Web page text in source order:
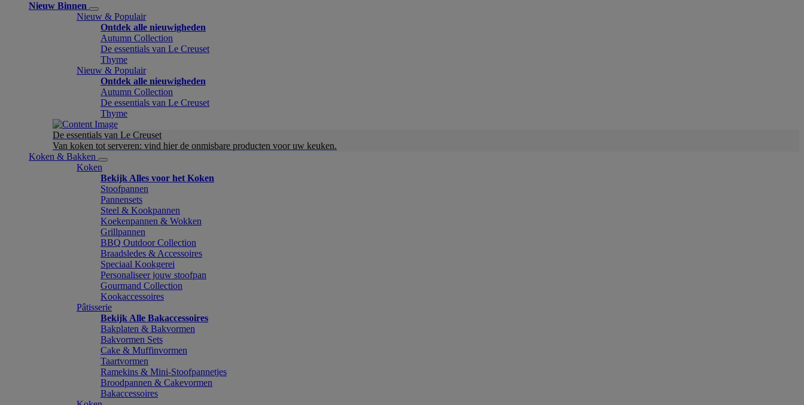
Nieuw Binnen
Nieuw & Populair
Ontdek alle nieuwigheden
Autumn Collection
De essentials van Le Creuset
Thyme
Nieuw & Populair
Ontdek alle nieuwigheden
Autumn Collection
De essentials van Le Creuset
Thyme
De essentials van Le Creuset
Van koken tot serveren: vind hier de onmisbare producten voor uw keuken.
Koken & Bakken
Koken
Bekijk Alles voor het Koken
Stoofpannen
Pannensets
Steel & Kookpannen
Koekenpannen & Wokken
Grillpannen
BBQ Outdoor Collection
Braadsledes & Accessoires
Speciaal Kookgerei
Personaliseer jouw stoofpan
Gourmand Collection
Kookaccessoires
Pâtisserie
Bekijk Alle Bakaccessoires
Bakplaten & Bakvormen
Bakvormen Sets
Cake & Muffinvormen
Taartvormen
Ramekins & Mini-Stoofpannetjes
Broodpannen & Cakevormen
Bakaccessoires